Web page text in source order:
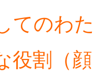
てのわ
役割（